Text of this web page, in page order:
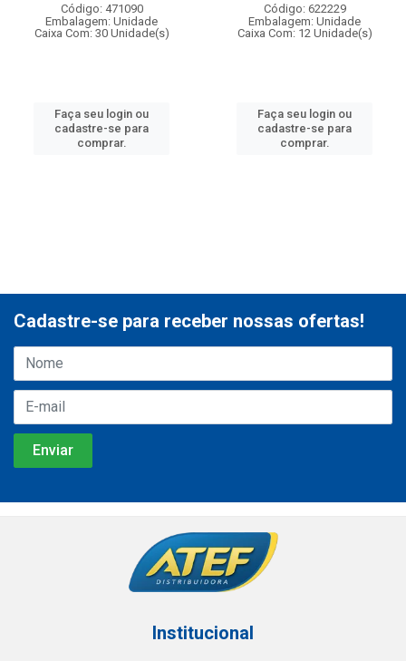
Código: 471090
Embalagem: Unidade
Caixa Com: 30 Unidade(s)
Faça seu login ou
cadastre-se para
comprar.
Código: 622229
Embalagem: Unidade
Caixa Com: 12 Unidade(s)
Faça seu login ou
cadastre-se para
comprar.
Cadastre-se para receber nossas ofertas!
Institucional